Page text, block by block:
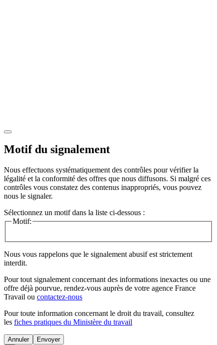
Motif du signalement
Nous effectuons systématiquement des contrôles pour vérifier la
légalité et la conformité des offres que nous diffusons. Si malgré ces
contrôles vous constatez des contenus inappropriés, vous pouvez
nous le signaler.
Sélectionnez un motif dans la liste ci-dessous :
Motif:
Nous vous rappelons que le signalement abusif est strictement
interdit.
Pour tout signalement concernant des informations inexactes ou une
offre déjà pourvue, rendez-vous auprès de votre agence France
Travail ou contactez-nous
Pour toute information concernant le droit du travail, consultez
les fiches pratiques du Ministère du travail
Annuler